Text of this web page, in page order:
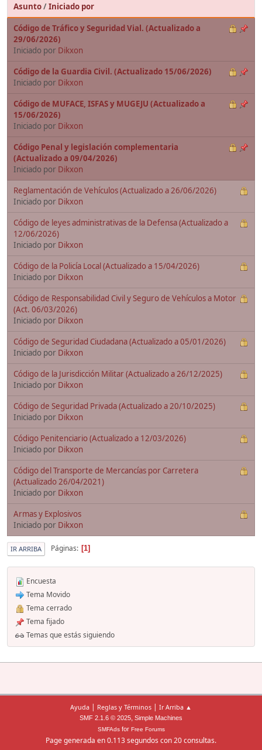
Asunto/Iniciado por
Código de Tráfico y Seguridad Vial. (Actualizado a
29/06/2026)
Iniciado por Dikxon
Código de la Guardia Civil. (Actualizado 15/06/2026)
Iniciado por Dikxon
Código de MUFACE, ISFAS y MUGEJU (Actualizado a
15/06/2026)
Iniciado por Dikxon
Código Penal y legislación complementaria
(Actualizado a 09/04/2026)
Iniciado por Dikxon
Reglamentación de Vehículos (Actualizado a 26/06/2026)
Iniciado por Dikxon
Código de leyes administrativas de la Defensa (Actualizado a
12/06/2026)
Iniciado por Dikxon
Código de la Policía Local (Actualizado a 15/04/2026)
Iniciado por Dikxon
Código de Responsabilidad Civil y Seguro de Vehículos a Motor
(Act. 06/03/2026)
Iniciado por Dikxon
Código de Seguridad Ciudadana (Actualizado a 05/01/2026)
Iniciado por Dikxon
Código de la Jurisdicción Militar (Actualizado a 26/12/2025)
Iniciado por Dikxon
Código de Seguridad Privada (Actualizado a 20/10/2025)
Iniciado por Dikxon
Código Penitenciario (Actualizado a 12/03/2026)
Iniciado por Dikxon
Código del Transporte de Mercancías por Carretera
(Actualizado 26/04/2021)
Iniciado por Dikxon
Armas y Explosivos
Iniciado por Dikxon
IR ARRIBA Páginas 1
Encuesta
Tema Movido
Tema cerrado
Tema fijado
Temas que estás siguiendo
Ayuda | Reglas y Términos | Ir Arriba ▲
SMF 2.1.6 © 2025, Simple Machines
SMFAdsfor Free Forums
Page generada en 0.113 segundos con 20 consultas.